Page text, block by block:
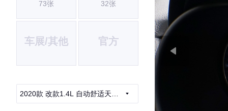
73张 32张
车展/其他 官方
2020款 改款1.4L 自动舒适天窗